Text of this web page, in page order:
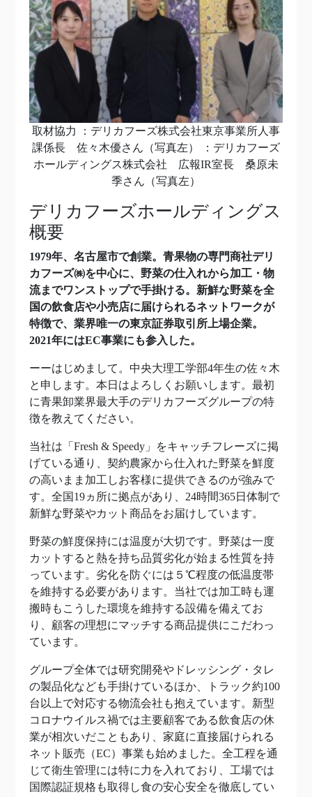
取材協力 ：デリカフーズ株式会社東京事業所人事
課係長 佐々木優さん（写真左） ：デリカフーズ
ホールディングス株式会社 広報IR室長 桑原未
季さん（写真左）
デリカフーズホールディングス
概要
1979年、名古屋市で創業。青果物の専門商社デリ
カフーズ㈱を中心に、野菜の仕入れから加工・物
流までワンストップで手掛ける。新鮮な野菜を全
国の飲食店や小売店に届けられるネットワークが
特徴で、業界唯一の東京証券取引所上場企業。
2021年にはEC事業にも参入した。
ーーはじめまして。中央大理工学部4年生の佐々木
と申します。本日はよろしくお願いします。最初
に青果卸業界最大手のデリカフーズグループの特
徴を教えてください。
当社は「Fresh & Speedy」をキャッチフレーズに掲
げている通り、契約農家から仕入れた野菜を鮮度
の高いまま加工しお客様に提供できるのが強みで
す。全国19ヵ所に拠点があり、24時間365日体制で
新鮮な野菜やカット商品をお届けしています。
野菜の鮮度保持には温度が大切です。野菜は一度
カットすると熱を持ち品質劣化が始まる性質を持
っています。劣化を防ぐには５℃程度の低温度帯
を維持する必要があります。当社では加工時も運
搬時もこうした環境を維持する設備を備えてお
り、顧客の理想にマッチする商品提供にこだわっ
ています。
グループ全体では研究開発やドレッシング・タレ
の製品化なども手掛けているほか、トラック約100
台以上で対応する物流会社も抱えています。新型
コロナウイルス禍では主要顧客である飲食店の休
業が相次いだこともあり、家庭に直接届けられる
ネット販売（EC）事業も始めました。全工程を通
じて衛生管理には特に力を入れており、工場では
国際認証規格も取得し食の安心安全を徹底してい